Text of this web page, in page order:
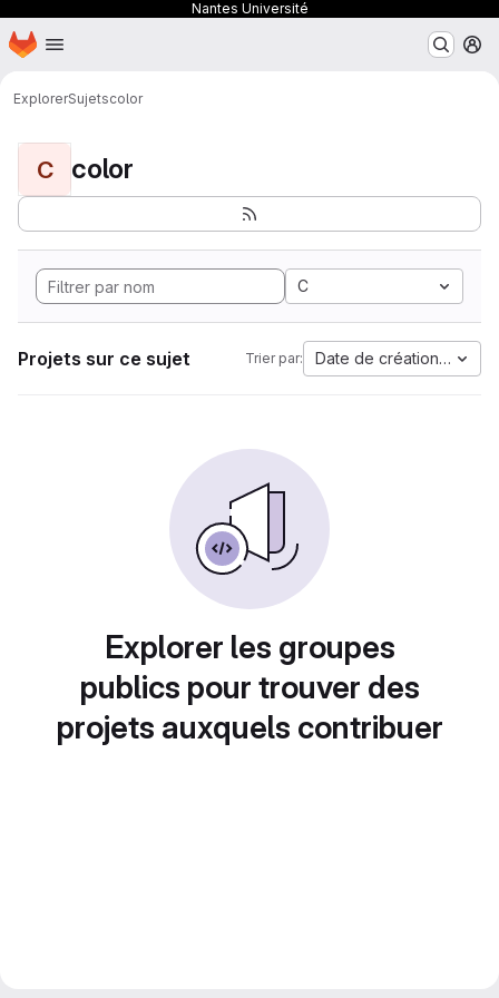
Nantes Université
Passer au contenu principal
Page d'accueil
ExplorerSujetscolor
C color
C
Projets sur ce sujet Trier par: Date de création la plus
Explorer les groupes
publics pour trouver des
projets auxquels contribuer